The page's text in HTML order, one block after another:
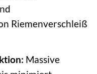
Riemenverschleiß
Massive